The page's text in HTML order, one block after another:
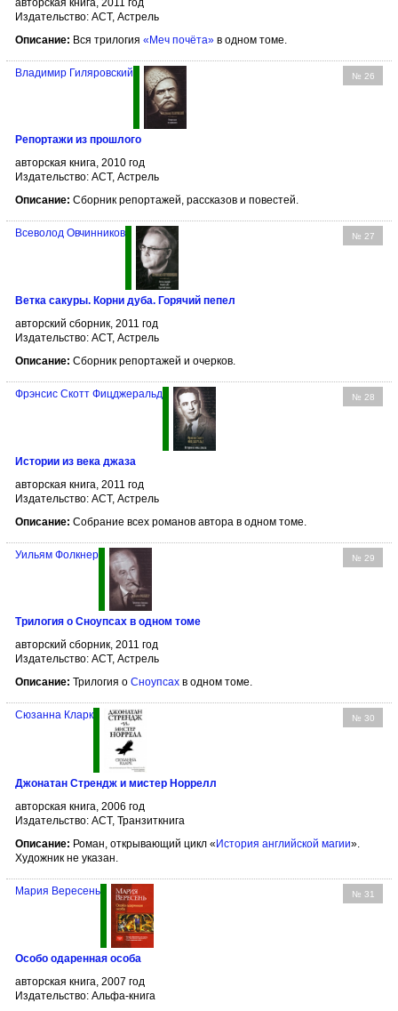
авторская книга, 2011 год
Издательство: АСТ, Астрель
Описание: Вся трилогия «Меч почёта» в одном томе.
№ 26
Владимир Гиляровский
Репортажи из прошлого
авторская книга, 2010 год
Издательство: АСТ, Астрель
Описание: Сборник репортажей, рассказов и повестей.
№ 27
Всеволод Овчинников
Ветка сакуры. Корни дуба. Горячий пепел
авторский сборник, 2011 год
Издательство: АСТ, Астрель
Описание: Сборник репортажей и очерков.
№ 28
Фрэнсис Скотт Фицджеральд
Истории из века джаза
авторская книга, 2011 год
Издательство: АСТ, Астрель
Описание: Собрание всех романов автора в одном томе.
№ 29
Уильям Фолкнер
Трилогия о Сноупсах в одном томе
авторский сборник, 2011 год
Издательство: АСТ, Астрель
Описание: Трилогия о Сноупсах в одном томе.
№ 30
Сюзанна Кларк
Джонатан Стрендж и мистер Норрелл
авторская книга, 2006 год
Издательство: АСТ, Транзиткнига
Описание: Роман, открывающий цикл «История английской магии».
Художник не указан.
№ 31
Мария Вересень
Особо одаренная особа
авторская книга, 2007 год
Издательство: Альфа-книга